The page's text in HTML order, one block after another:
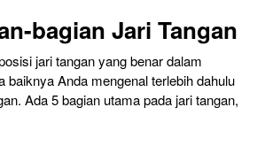
bagian Jari Tangan
jari tangan yang benar dalam
baiknya Anda mengenal terlebih dahulu
Ada 5 bagian utama pada jari tangan,